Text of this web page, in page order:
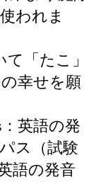
われま
「たこ」
幸せを願
：英語の発
ス（試験
語の発音